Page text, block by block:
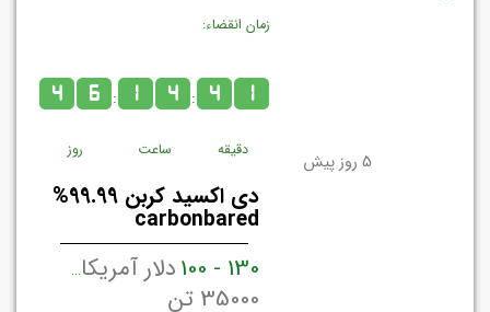
5 روز پیش
زمان انقضاء:
4 6
روز
: 1 4
ساعت
: 4 1
دقیقه
دی اکسید کربن 99.99%
carbonbared
130 - 100
دلار آمریکا / تن
35000 تن